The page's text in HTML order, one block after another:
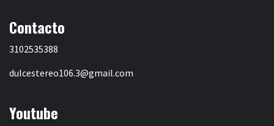
Contacto
3102535388
dulcestereo106.3@gmail.com
Youtube